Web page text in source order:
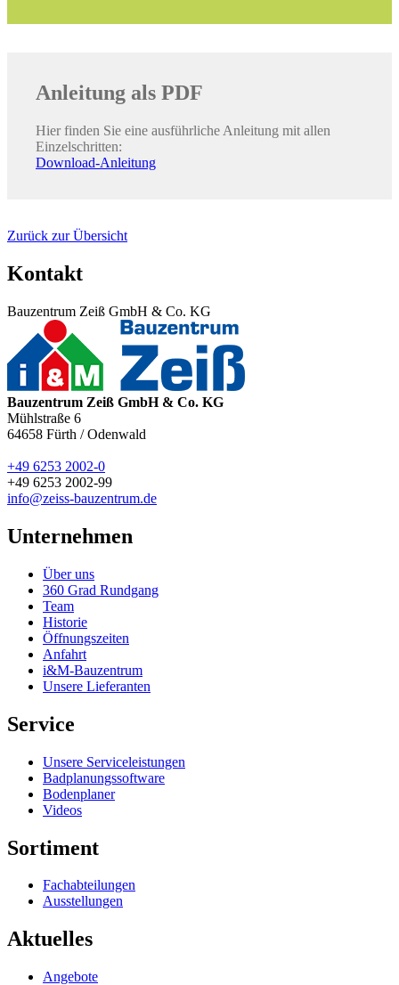
Anleitung als PDF
Hier finden Sie eine ausführliche Anleitung mit allen
Einzelschritten:
Download-Anleitung
Zurück zur Übersicht
Kontakt
Bauzentrum Zeiß GmbH & Co. KG
Bauzentrum Zeiß GmbH & Co. KG
Mühlstraße 6
64658 Fürth / Odenwald
+49 6253 2002-0
+49 6253 2002-99
info@zeiss-bauzentrum.de
Unternehmen
Über uns
360 Grad Rundgang
Team
Historie
Öffnungszeiten
Anfahrt
i&M-Bauzentrum
Unsere Lieferanten
Service
Unsere Serviceleistungen
Badplanungssoftware
Bodenplaner
Videos
Sortiment
Fachabteilungen
Ausstellungen
Aktuelles
Angebote